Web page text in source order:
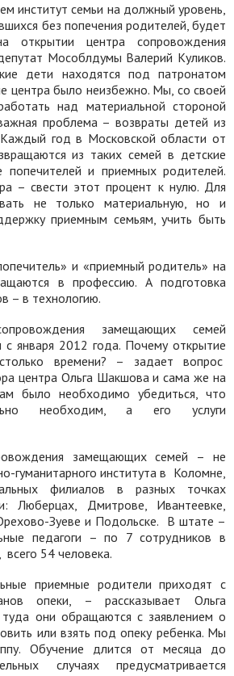
институт семьи на должный уровень,
без попечения родителей, будет
открытии центра сопровождения
Мособлдумы Валерий Куликов.
дети находятся под патронатом
центра было неизбежно. Мы, со своей
над материальной стороной
проблема – возвраты детей из
год в Московской области от
из таких семей в детские
и приемных родителей.
– свести этот процент к нулю. Для
не только материальную, но и
приемным семьям, учить быть
и «приемный родитель» на
в профессию. А подготовка
– в технологию.
замещающих семей
с января 2012 года. Почему открытие
времени? – задает вопрос
центра Ольга Шакшова и сама же на
было необходимо убедиться, что
необходим, а его услуги
замещающих семей – не
гуманитарного института в Коломне,
филиалов в разных точках
Люберцах, Дмитрове, Ивантеевке,
Зуеве и Подольске. В штате –
педагоги – по 7 сотрудников в
всего 54 человека.
приемные родители приходят с
опеки, – рассказывает Ольга
они обращаются с заявлением о
или взять под опеку ребенка. Мы
Обучение длится от месяца до
случаях предусматривается